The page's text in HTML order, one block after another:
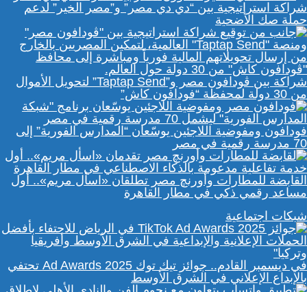
شراكة استراتيجية بين “دي دي مصر” و”مصر الخير” لدعم
حملة صك الأضحية
شراكة بين ڤودافون مصر و”Taptap Send” لتحويل الأموال
من 30 دولة لمحفظة “فودافون كاش”
فودافون ومفوضية اللاجئين يوسّعان “المدارس الفورية” إلى
70 مدرسة رقمية في مصر
القابضة للمطارات وأورنچ مصر تطلقان «اسأل مريم».. أول
مساعد رقمي ذكي في مطار القاهرة
شبكات اجتماعية
في ديسمبر القادم.. جوائز تيك توك Ad Awards 2025 تحتفي
بالإبداع الإعلاني في الشرق الأوسط